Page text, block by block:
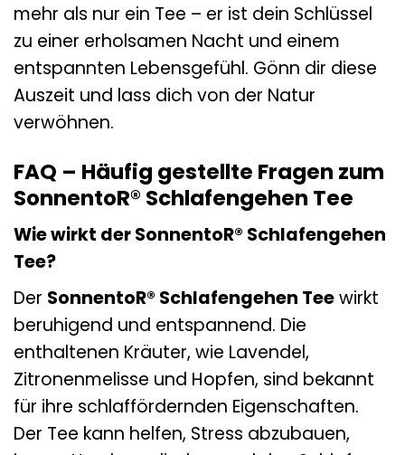
mehr als nur ein Tee – er ist dein Schlüssel
zu einer erholsamen Nacht und einem
entspannten Lebensgefühl. Gönn dir diese
Auszeit und lass dich von der Natur
verwöhnen.
FAQ – Häufig gestellte Fragen zum
SonnentoR® Schlafengehen Tee
Wie wirkt der SonnentoR® Schlafengehen
Tee?
Der SonnentoR® Schlafengehen Teewirkt
beruhigend und entspannend. Die
enthaltenen Kräuter, wie Lavendel,
Zitronenmelisse und Hopfen, sind bekannt
für ihre schlaffördernden Eigenschaften.
Der Tee kann helfen, Stress abzubauen,